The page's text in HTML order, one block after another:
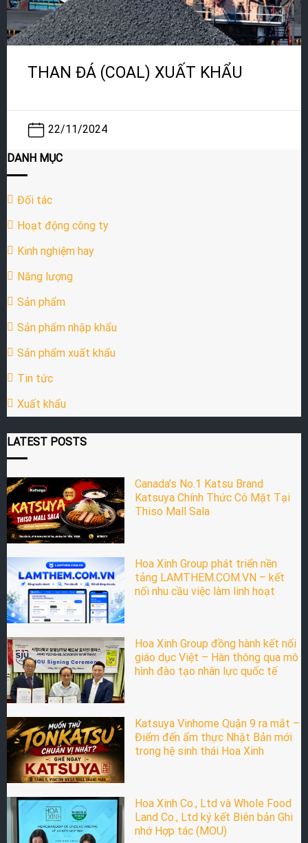
THAN ĐÁ (COAL) XUẤT KHẨU
22/11/2024
DANH MỤC
Đối tác
Hoạt động công ty
Kinh nghiệm hay
Năng lượng
Sản phẩm
Sản phẩm nhập khẩu
Sản phẩm xuất khẩu
Tin tức
Xuất khẩu
LATEST POSTS
Canada’s No.1 Katsu Brand
Katsuya Chính Thức Có Mặt Tại
Thiso Mall Sala
Hoa Xinh Group phát triển nền
tảng LAMTHEM.COM.VN – kết
nối nhu cầu việc làm linh hoạt
Hoa Xinh Group đồng hành kết nối
giáo dục Việt – Hàn thông qua mô
hình đào tạo nhân lực quốc tế
Katsuya Vinhome Quận 9 ra mắt –
Điểm đến ẩm thực Nhật Bản mới
trong hệ sinh thái Hoa Xinh
Hoa Xinh Co., Ltd và Whole Food
Land Co., Ltd ký kết Biên bản Ghi
nhớ Hợp tác (MOU)